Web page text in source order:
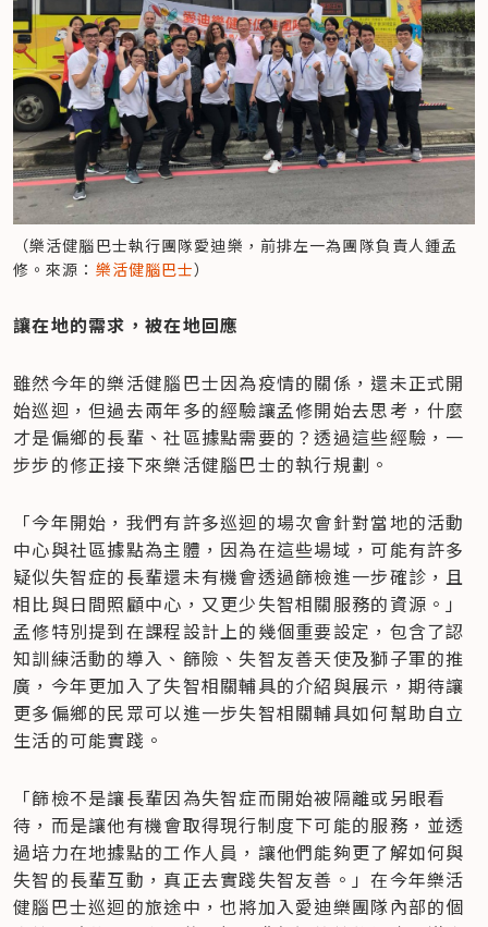
（樂活健腦巴士執行團隊愛迪樂，前排左一為團隊負責人鍾孟
修。來源： 樂活健腦巴士）
讓在地的需求，被在地回應
雖然今年的樂活健腦巴士因為疫情的關係，還未正式開
始巡迴，但過去兩年多的經驗讓孟修開始去思考，什麼
才是偏鄉的長輩、社區據點需要的？透過這些經驗，一
步步的修正接下來樂活健腦巴士的執行規劃。
「今年開始，我們有許多巡迴的場次會針對當地的活動
中心與社區據點為主體，因為在這些場域，可能有許多
疑似失智症的長輩還未有機會透過篩檢進一步確診，且
相比與日間照顧中心，又更少失智相關服務的資源。」
孟修特別提到在課程設計上的幾個重要設定，包含了認
知訓練活動的導入、篩險、失智友善天使及獅子軍的推
廣，今年更加入了失智相關輔具的介紹與展示，期待讓
更多偏鄉的民眾可以進一步失智相關輔具如何幫助自立
生活的可能實踐。
「篩檢不是讓長輩因為失智症而開始被隔離或另眼看
待，而是讓他有機會取得現行制度下可能的服務，並透
過培力在地據點的工作人員，讓他們能夠更了解如何與
失智的長輩互動，真正去實踐失智友善。」在今年樂活
健腦巴士巡迴的旅途中，也將加入愛迪樂團隊內部的個